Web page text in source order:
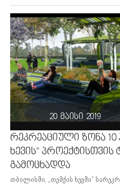
20 მაისი 2019
რეკრეაციული ზონა 10
ხევის“ პროექტისთვის
გამოცხადდა
თბილისში, „თემქის ხევში“